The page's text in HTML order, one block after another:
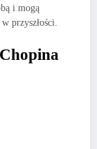
i mogą
przyszłości.